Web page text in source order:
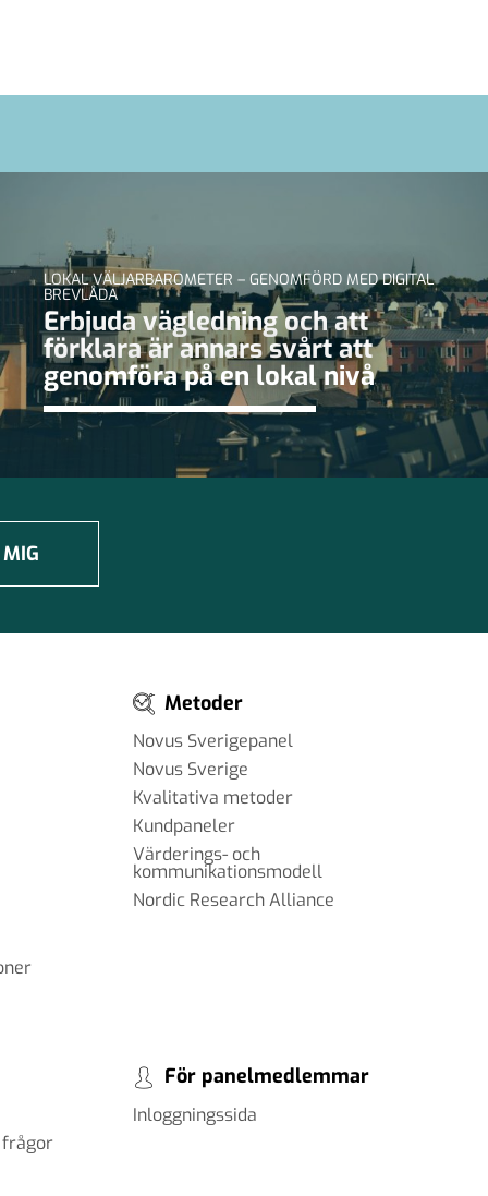
LOKAL VÄLJARBAROMETER – GENOMFÖRD MED DIGITAL
BREVLÅDA
Erbjuda vägledning och att
förklara är annars svårt att
genomföra på en lokal nivå
Metoder
Novus Sverigepanel
Novus Sverige
Kvalitativa metoder
Kundpaneler
Värderings- och
kommunikationsmodell
Nordic Research Alliance
frågor
För panelmedlemmar
Inloggningssida